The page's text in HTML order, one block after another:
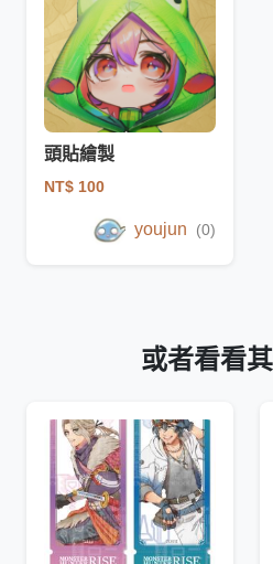
頭貼繪製
NT$ 100
youjun (0)
或者看看